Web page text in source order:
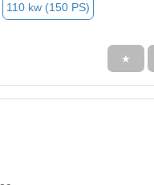
110 kw (150 PS)
★